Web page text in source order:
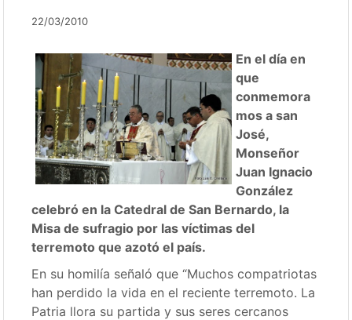
22/03/2010
En el día en
que
conmemora
mos a san
José,
Monseñor
Juan Ignacio
González
celebró en la Catedral de San Bernardo, la
Misa de sufragio por las víctimas del
terremoto que azotó el país.
En su homilía señaló que “Muchos compatriotas
han perdido la vida en el reciente terremoto. La
Patria llora su partida y sus seres cercanos